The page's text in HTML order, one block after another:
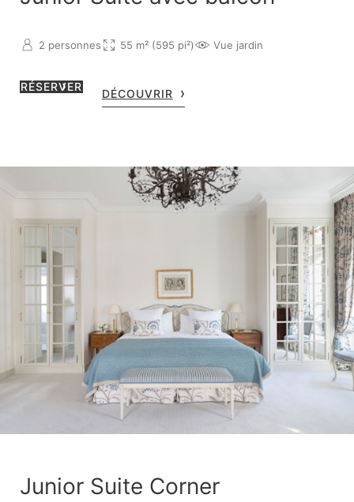
2 personnes 55 m² (595 pi²) Vue jardin
RÉSERVER
DÉCOUVRIR
Junior Suite Corner